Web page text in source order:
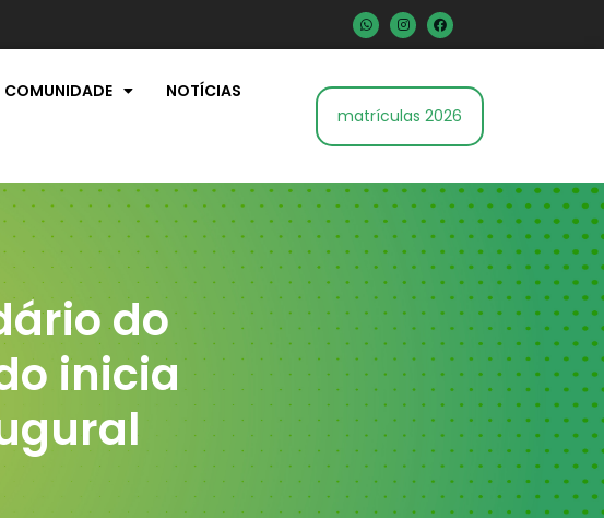
COMUNIDADE NOTÍCIAS
matrículas 2026
do
inicia